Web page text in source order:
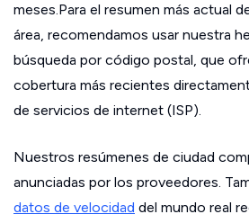
meses.Para el resumen más actual
área, recomendamos usar nuestra
búsqueda por código postal, que
cobertura más recientes
de servicios de internet (ISP).
Nuestros resúmenes de ciudad
anunciadas por los proveedores.
datos de velocidad del mundo real